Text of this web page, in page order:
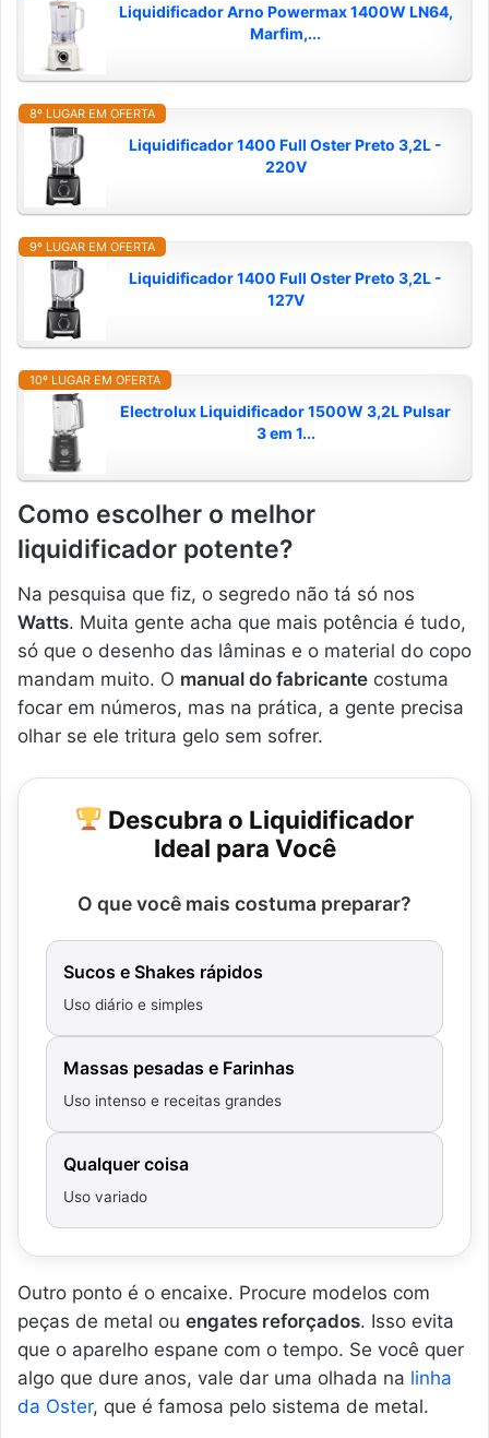
Liquidificador Arno Powermax 1400W LN64,
Marfim,...
8º LUGAR EM OFERTA
Liquidificador 1400 Full Oster Preto 3,2L -
220V
9º LUGAR EM OFERTA
Liquidificador 1400 Full Oster Preto 3,2L -
127V
10º LUGAR EM OFERTA
Electrolux Liquidificador 1500W 3,2L Pulsar
3 em 1...
Como escolher o melhor
liquidificador potente?
Na pesquisa que fiz, o segredo não tá só nos
Watts. Muita gente acha que mais potência é tudo,
só que o desenho das lâminas e o material do copo
mandam muito. O manual do fabricante costuma
focar em números, mas na prática, a gente precisa
olhar se ele tritura gelo sem sofrer.
Descubra o Liquidificador
Ideal para Você
O que você mais costuma preparar?
Sucos e Shakes rápidos
Uso diário e simples
Massas pesadas e Farinhas
Uso intenso e receitas grandes
Qualquer coisa
Uso variado
Outro ponto é o encaixe. Procure modelos com
peças de metal ou engates reforçados. Isso evita
que o aparelho espane com o tempo. Se você quer
algo que dure anos, vale dar uma olhada na linha
da Oster, que é famosa pelo sistema de metal.